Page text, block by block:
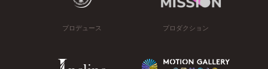
プロデュース プロダクション